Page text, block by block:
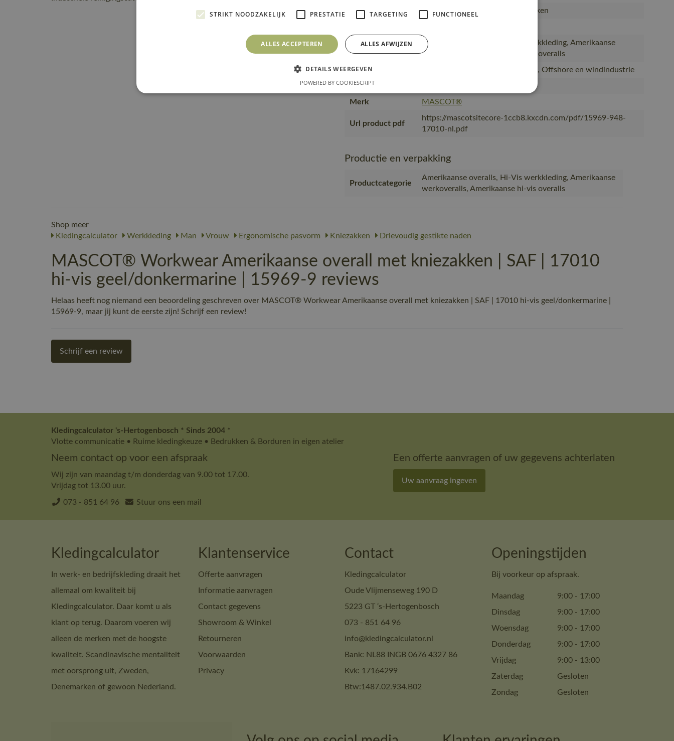
Producttype
Amerikaanse overall met kniezakken
Productcategorie
Amerikaanse overalls, Hi-Vis werkkleding, Amerikaanse
werkoveralls, Amerikaanse hi-vis overalls
Branche
Weg- en waterbouw en industrie, Offshore en windindustrie
Gebruiker
Merk
MASCOT®
Url product pdf
https://mascotsitecore-1ccb8.kxcdn.com/pdf/15969-948-
17010-nl.pdf
Productie en verpakking
Productcategorie
Amerikaanse overalls, Hi-Vis werkkleding, Amerikaanse
werkoveralls, Amerikaanse hi-vis overalls
Shop meer
Kledingcalculator
Werkkleding Man Vrouw Ergonomische pasvorm Kniezakken Drievoudig gestikte naden
MASCOT® Workwear Amerikaanse overall met kniezakken | SAF | 17010
hi-vis geel/donkermarine | 15969-9 reviews
Helaas heeft nog niemand een beoordeling geschreven over MASCOT® Workwear Amerikaanse overall met kniezakken | SAF | 17010 hi-vis geel/donkermarine |
15969-9, maar jij kunt de eerste zijn! Schrijf een review!
Schrijf een review
Kledingcalculator 's-Hertogenbosch * Sinds 2004 *
Vlotte communicatie • Ruime kledingkeuze • Bedrukken & Borduren in eigen atelier
Neem contact op voor een afspraak
Wij zijn van maandag t/m donderdag van 9.00 tot 17.00.
Vrijdag tot 13.00 uur.
073 - 851 64 96 Stuur ons een mail
Een offerte aanvragen of uw gegevens achterlaten
Uw aanvraag ingeven
Kledingcalculator
In werk- en bedrijfskleding draait het
allemaal om kwaliteit bij
Kledingcalculator. Daar komt u als
klant op terug. Daarom voeren wij
alleen de merken met de hoogste
kwaliteit. Scandinavische mentaliteit
met oorsprong uit, Zweden,
Denemarken of gewoon Nederland.
Klantenservice
Offerte aanvragen
Informatie aanvragen
Contact gegevens
Showroom & Winkel
Retourneren
Voorwaarden
Privacy
Contact
Kledingcalculator
Oude Vlijmenseweg 190 D
5223 GT ‘s-Hertogenbosch
073 - 851 64 96
info@kledingcalculator.nl
Bank: NL88 INGB 0676 4327 86
Kvk: 17164299
Btw:1487.02.934.B02
Openingstijden
Bij voorkeur op afspraak.
Maandag 9:00 - 17:00
Dinsdag
9:00 - 17:00
Woensdag
9:00 - 17:00
Donderdag
9:00 - 17:00
Vrijdag
9:00 - 13:00
Zaterdag
Gesloten
Zondag
Gesloten
STRIKT NOODZAKELIJK PRESTATIE TARGETING FUNCTIONEEL
ALLES ACCEPTEREN ALLES AFWIJZEN
DETAILS WEERGEVEN
POWERED BY COOKIESCRIPT